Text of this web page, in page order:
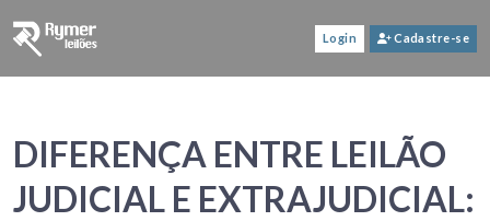
Login Cadastre-se
DIFERENÇA ENTRE LEILÃO
JUDICIAL E EXTRAJUDICIAL: